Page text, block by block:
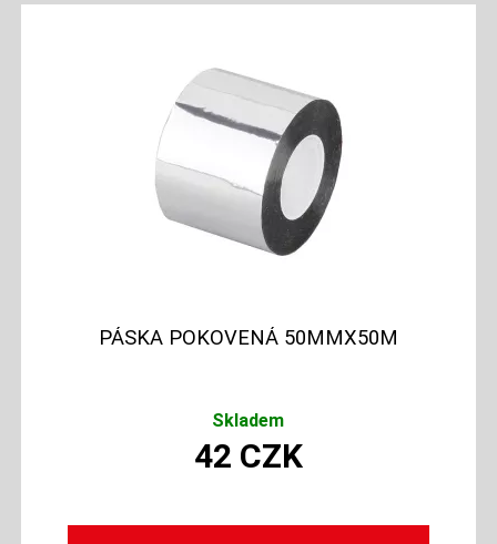
PÁSKA POKOVENÁ 50MMX50M
Skladem
42 CZK